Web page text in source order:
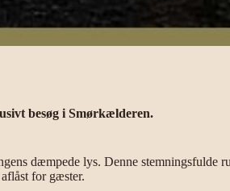
besøg i Smørkælderen.
dæmpede lys. Denne stemningsfulde
for gæster.